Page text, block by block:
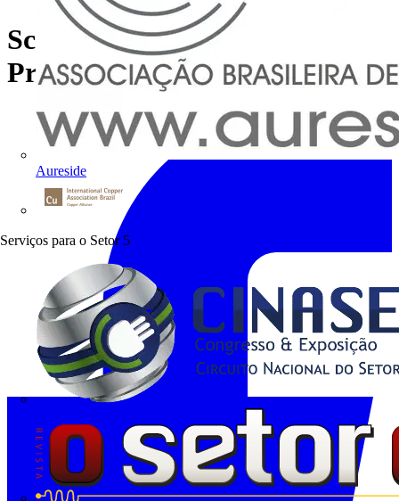
Aureside
Serviços para o Setor 5
Schneider Electric lança linha
Prime Lunare Lumen